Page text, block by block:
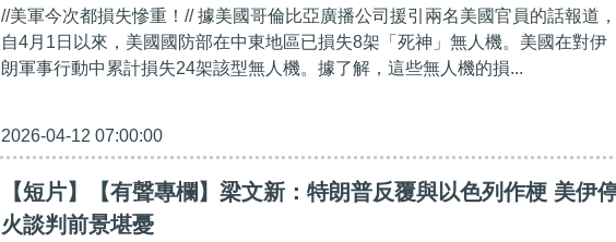
//美軍今次都損失慘重！// 據美國哥倫比亞廣播公司援引兩名美國官員的話報道，
自4月1日以來，美國國防部在中東地區已損失8架「死神」無人機。美國在對伊
朗軍事行動中累計損失24架該型無人機。據了解，這些無人機的損...
2026-04-12 07:00:00
【短片】【有聲專欄】梁文新：特朗普反覆與以色列作梗 美伊
火談判前景堪憂